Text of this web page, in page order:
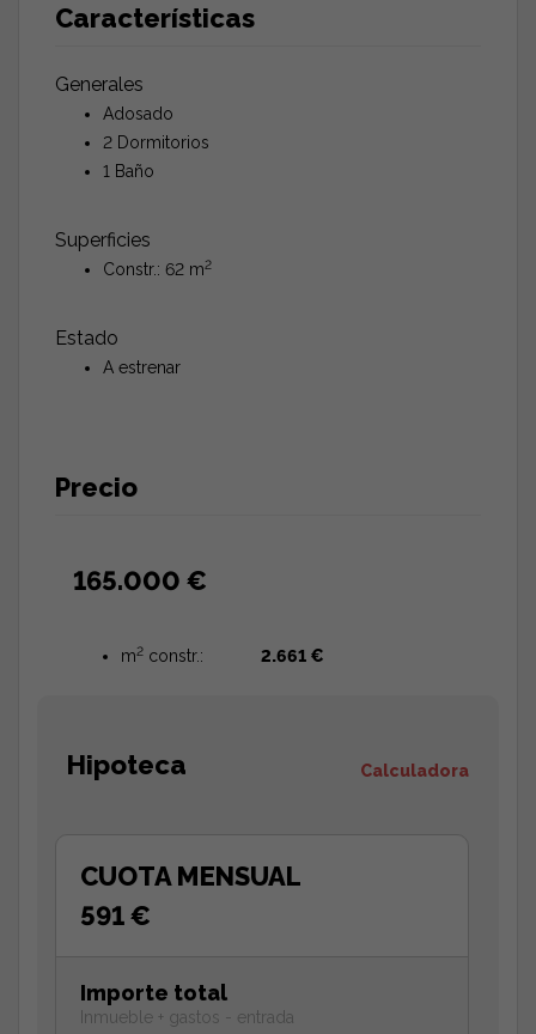
Características
Generales
Adosado
2 Dormitorios
1 Baño
Superficies
Constr.: 62 m2
Estado
A estrenar
Precio
165.000 €
m2 constr.: 2.661 €
Hipoteca Calculadora
CUOTA MENSUAL
591 €
Importe total
Inmueble + gastos - entrada